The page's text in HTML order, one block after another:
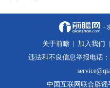
-
关于前瞻 | 加入我们 |
违法和不良信息举报电话
中国互联网联合辟谣